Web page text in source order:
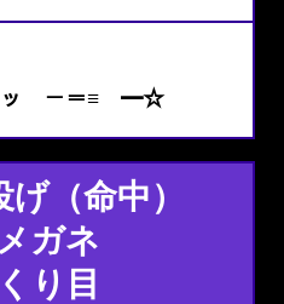
ッ －＝≡ ━☆
（命中）
ガネ
り目